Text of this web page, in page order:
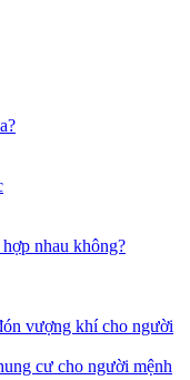
nhau không?
vượng khí cho người
cư cho người mệnh